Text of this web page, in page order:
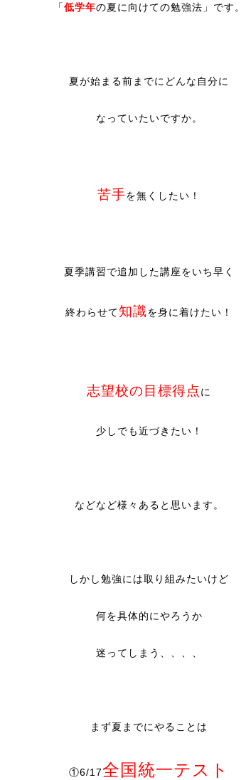
「低学年の夏に向けての勉強法」です。
夏が始まる前までにどんな自分に
なっていたいですか。
苦手を無くしたい！
夏季講習で追加した講座をいち早く
終わらせて知識を身に着けたい！
志望校の目標得点 に
少しでも近づきたい！
などなど様々あると思います。
しかし勉強には取り組みたいけど
何を具体的にやろうか
迷ってしまう、、、、
まず夏までにやることは
①6/17全国統一テスト